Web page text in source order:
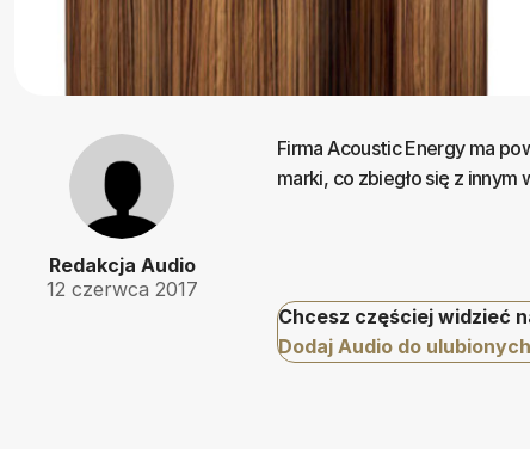
Redakcja Audio
12 czerwca 2017
Firma Acoustic Energy ma
marki, co zbiegło się z
Chcesz częściej widzieć
Dodaj Audio do